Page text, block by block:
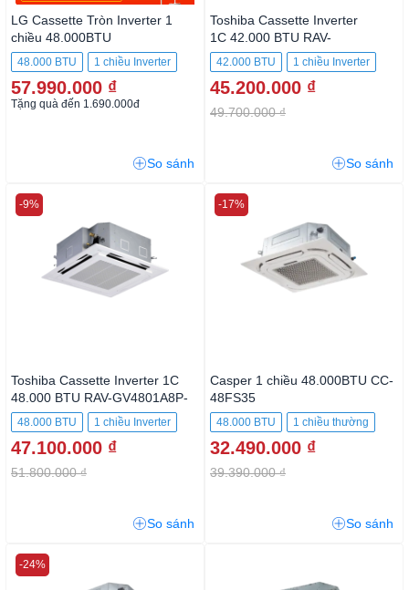
LG Cassette Tròn Inverter 1
chiều 48.000BTU
ZUAD1+ZTNQ48GYLA0
48.000 BTU 1 chiều Inverter
57.990.000 ₫
Tặng quà đến 1.690.000đ
So sánh
Toshiba Cassette Inverter
1C 42.000 BTU RAV-
GV4201A8P-V/RAV-GE4201UP-
V/RBC-U31PGXP(W)-IN1
42.000 BTU 1 chiều Inverter
45.200.000 ₫
49.700.000 ₫
So sánh
Toshiba Cassette Inverter 1C
48.000 BTU RAV-GV4801A8P-
V/RAV-GE4801UP-V/RBC-
U31PGXP(W)-IN1
48.000 BTU 1 chiều Inverter
47.100.000 ₫
51.800.000 ₫
-9%
So sánh
Casper 1 chiều 48.000BTU CC-
48FS35
48.000 BTU 1 chiều thường
32.490.000 ₫
39.390.000 ₫
-17%
So sánh
-24%